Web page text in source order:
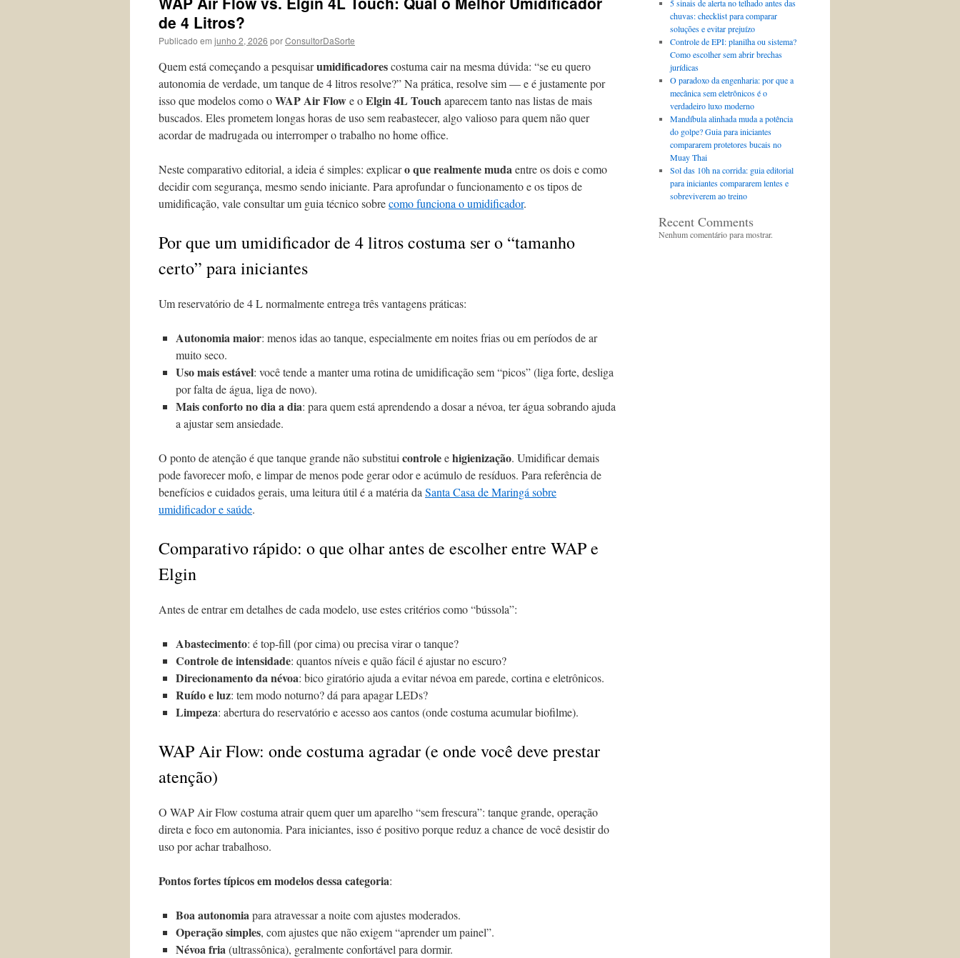
de 4 Litros?
Publicado em junho 2, 2026 porConsultorDaSorte
Quem está começando a pesquisarumidificadorescostuma cair na mesma dúvida: “se eu quero
autonomia de verdade, um tanque de 4 litros resolve?” Na prática, resolve sim — e é justamente por
isso que modelos como oWAP Air Flowe oElgin 4L Touchaparecem tanto nas listas de mais
buscados. Eles prometem longas horas de uso sem reabastecer, algo valioso para quem não quer
acordar de madrugada ou interromper o trabalho no home office.
Neste comparativo editorial, a ideia é simples: explicaro que realmente mudaentre os dois e como
decidir com segurança, mesmo sendo iniciante. Para aprofundar o funcionamento e os tipos de
umidificação, vale consultar um guia técnico sobrecomo funciona o umidificador.
Por que um umidificador de 4 litros costuma ser o “tamanho
certo” para iniciantes
Um reservatório de 4 L normalmente entrega três vantagens práticas:
Autonomia maior: menos idas ao tanque, especialmente em noites frias ou em períodos de ar
muito seco.
Uso mais estável: você tende a manter uma rotina de umidificação sem “picos” (liga forte, desliga
por falta de água, liga de novo).
Mais conforto no dia a dia: para quem está aprendendo a dosar a névoa, ter água sobrando ajuda
a ajustar sem ansiedade.
O ponto de atenção é que tanque grande não substitui controleehigienização. Umidificar demais
pode favorecer mofo, e limpar de menos pode gerar odor e acúmulo de resíduos. Para referência de
benefícios e cuidados gerais, uma leitura útil é a matéria da Santa Casa de Maringá sobre
umidificador e saúde.
Comparativo rápido: o que olhar antes de escolher entre WAP e
Elgin
Antes de entrar em detalhes de cada modelo, use estes critérios como “bússola”:
Abastecimento: é top-fill (por cima) ou precisa virar o tanque?
Controle de intensidade: quantos níveis e quão fácil é ajustar no escuro?
Direcionamento da névoa: bico giratório ajuda a evitar névoa em parede, cortina e eletrônicos.
Ruído e luz: tem modo noturno? dá para apagar LEDs?
Limpeza: abertura do reservatório e acesso aos cantos (onde costuma acumular biofilme).
WAP Air Flow: onde costuma agradar (e onde você deve prestar
atenção)
O WAP Air Flow costuma atrair quem quer um aparelho “sem frescura”: tanque grande, operação
direta e foco em autonomia. Para iniciantes, isso é positivo porque reduz a chance de você desistir do
uso por achar trabalhoso.
Pontos fortes típicos em modelos dessa categoria:
Boa autonomiapara atravessar a noite com ajustes moderados.
Operação simples, com ajustes que não exigem “aprender um painel”.
Névoa fria(ultrassônica), geralmente confortável para dormir.
5 sinais de alerta no telhado antes das
chuvas: checklist para comparar
soluções e evitar prejuízo
Controle de EPI: planilha ou sistema?
Como escolher sem abrir brechas
jurídicas
O paradoxo da engenharia: por que a
mecânica sem eletrônicos é o
verdadeiro luxo moderno
Mandíbula alinhada muda a potência
do golpe? Guia para iniciantes
compararem protetores bucais no
Muay Thai
Sol das 10h na corrida: guia editorial
para iniciantes compararem lentes e
sobreviverem ao treino
Recent Comments
Nenhum comentário para mostrar.